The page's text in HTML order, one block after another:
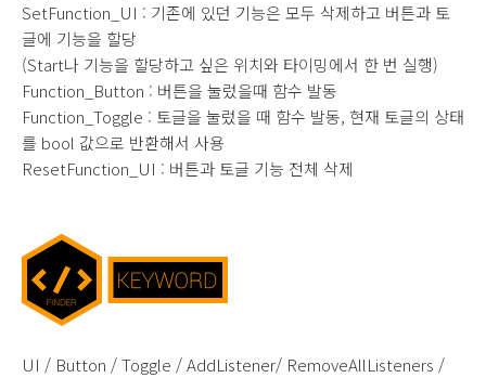
SetFunction_UI : 기존에 있던 기능은 모두 삭제하고 버튼과 토
글에 기능을 할당
(Start나 기능을 할당하고 싶은 위치와 타이밍에서 한 번 실행)
Function_Button : 버튼을 눌렀을때 함수 발동
Function_Toggle : 토글을 눌렀을 때 함수 발동, 현재 토글의 상태
를 bool 값으로 반환해서 사용
ResetFunction_UI : 버튼과 토글 기능 전체 삭제
UI / Button / Toggle /AddListener/ RemoveAllListeners /